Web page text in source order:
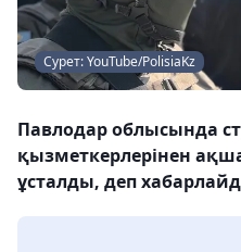
Сурет: YouTube/PolisiaKz
Павлодар облысында
қызметкерлерінен
ұсталды, деп